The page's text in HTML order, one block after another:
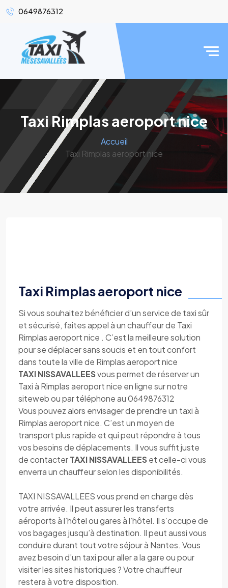
0649876312
Taxi Rimplas aeroport nice
Accueil
Taxi Rimplas aeroport nice
Taxi Rimplas aeroport nice
Si vous souhaitez bénéficier d’un service de taxi sûr
et sécurisé, faites appel à un chauffeur de Taxi
Rimplas aeroport nice . C’est la meilleure solution
pour se déplacer sans soucis et en tout confort
dans toute la ville de Rimplas aeroport nice
TAXI NISSAVALLEESvous permet de réserver un
Taxi à Rimplas aeroport nice en ligne sur notre
siteweb ou par téléphone au 0649876312
Vous pouvez alors envisager de prendre un taxi à
Rimplas aeroport nice. C’est un moyen de
transport plus rapide et qui peut répondre à tous
vos besoins de déplacements. Il vous suffit juste
de contacterTAXI NISSAVALLEES et celle-ci vous
enverra un chauffeur selon les disponibilités.
TAXI NISSAVALLEES vous prend en charge dès
votre arrivée. Il peut assurer les transferts
aéroports à l’hôtel ou gares à l’hôtel. Il s’occupe de
vos bagages jusqu’à destination. Il peut aussi vous
conduire durant tout votre séjour à Nantes. Vous
avez besoin d’un taxi pour aller a la gare ou pour
visiter les sites historiques ? Votre chauffeur
restera à votre disposition.